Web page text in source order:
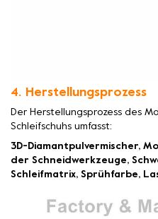
4. Herstellungsprozess
Der Herstellungsprozess des
Schleifschuhs umfasst:
3D-Diamantpulvermischer,
der Schneidwerkzeuge,
Schleifmatrix, Sprühfarbe,